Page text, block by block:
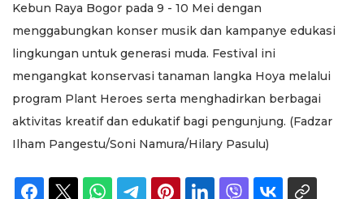
Kebun Raya Bogor pada 9 - 10 Mei dengan
menggabungkan konser musik dan kampanye edukasi
lingkungan untuk generasi muda. Festival ini
mengangkat konservasi tanaman langka Hoya melalui
program Plant Heroes serta menghadirkan berbagai
aktivitas kreatif dan edukatif bagi pengunjung. (Fadzar
Ilham Pangestu/Soni Namura/Hilary Pasulu)